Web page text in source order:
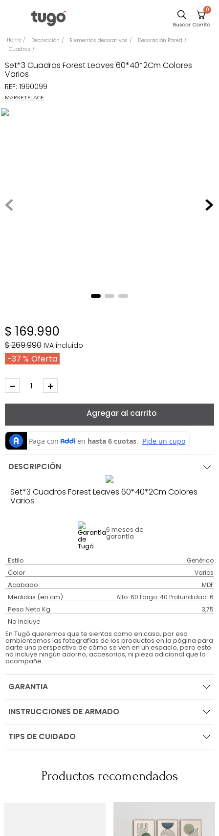
0
Decoración Elementos decorativos
Decoración Pared
Cuadros
Set*3 Cuadros Forest Leaves 60*40*2Cm Colores
Varios
REF: 1990099
MARKETPLACE
$ 169.990
$269.990 IVA incluido
37 %
＋
－
Agregar al carrito
DESCRIPCIÓN
Set*3 Cuadros Forest Leaves 60*40*2Cm Colores
Varios
6 meses de
garantía
Estilo Genérico
Color Varios
Acabado MDF
Medidas (en cm) Alto: 60 Largo: 40 Profundidad: 6
Peso Neto Kg. 3,75
No Incluye
En Tugó queremos que te sientas como en casa, por eso
ambientamos las fotografías de los productos en la página para
darte una perspectiva de cómo se ven en un espacio, pero esto
no incluye ningún adorno, accesorios, ni pieza adicional que lo
acompañe.
GARANTIA
INSTRUCCIONES DE ARMADO
TIPS DE CUIDADO
Productos recomendados
Comedor
Escritorio
Silla